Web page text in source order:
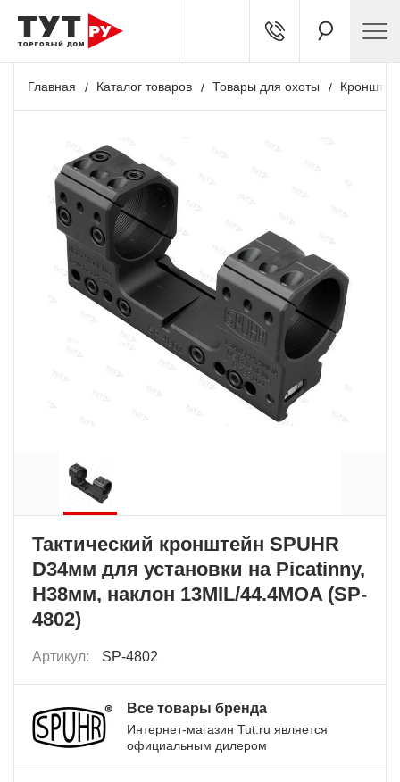
Главная Каталог товаров Товары для охоты
Тактический кронштейн SPUHR
D34мм для установки на Picatinny,
H38мм, наклон 13MIL/44.4MOA (SP-
4802)
Артикул: SP-4802
Все товары бренда
Интернет-магазин Tut.ru является
официальным дилером